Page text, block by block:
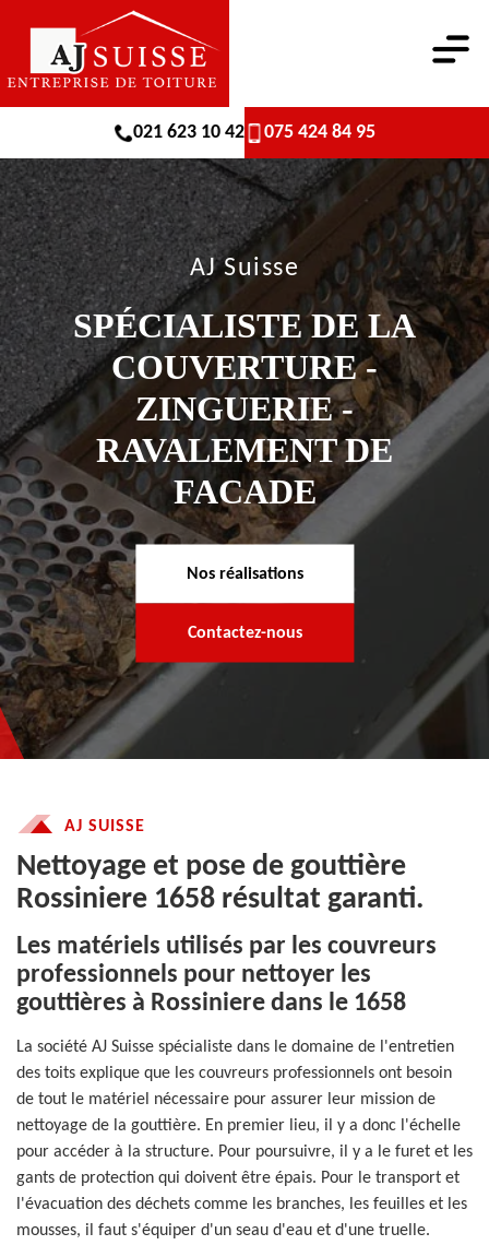
021 623 10 42 075 424 84 95
AJ Suisse
SPÉCIALISTE DE LA
COUVERTURE -
ZINGUERIE -
RAVALEMENT DE
FACADE
Nos réalisations
Contactez-nous
AJ SUISSE
Nettoyage et pose de gouttière
Rossiniere 1658 résultat garanti.
Les matériels utilisés par les couvreurs
professionnels pour nettoyer les
gouttières à Rossiniere dans le 1658
La société AJ Suisse spécialiste dans le domaine de l'entretien
des toits explique que les couvreurs professionnels ont besoin
de tout le matériel nécessaire pour assurer leur mission de
nettoyage de la gouttière. En premier lieu, il y a donc l'échelle
pour accéder à la structure. Pour poursuivre, il y a le furet et les
gants de protection qui doivent être épais. Pour le transport et
l'évacuation des déchets comme les branches, les feuilles et les
mousses, il faut s'équiper d'un seau d'eau et d'une truelle.